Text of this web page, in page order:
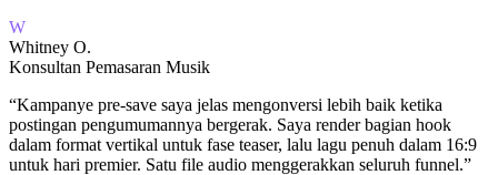
W
Whitney O.
Konsultan Pemasaran Musik
“Kampanye pre-save saya jelas mengonversi lebih baik ketika
postingan pengumumannya bergerak. Saya render bagian hook
dalam format vertikal untuk fase teaser, lalu lagu penuh dalam 16:9
untuk hari premier. Satu file audio menggerakkan seluruh funnel.”